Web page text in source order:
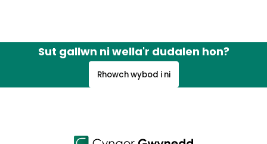
Sut gallwn ni wella'r dudalen hon?
Rhowch wybod i ni